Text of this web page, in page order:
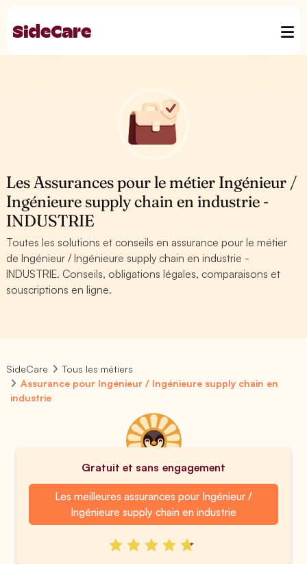
Les Assurances pour le métier Ingénieur /
Ingénieure supply chain en industrie -
INDUSTRIE
Toutes les solutions et conseils en assurance pour le métier
de Ingénieur / Ingénieure supply chain en industrie -
INDUSTRIE. Conseils, obligations légales, comparaisons et
souscriptions en ligne.
SideCare
Tous les métiers
Assurance pour Ingénieur / Ingénieure supply chain en
industrie
Gratuit et sans engagement
Les meilleures assurances pour Ingénieur /
Ingénieure supply chain en industrie